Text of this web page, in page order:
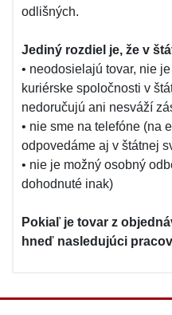
odlišných.
Jediný rozdiel je, že v
• neodosielajú tovar, nie
kuriérske spoločnosti v
nedoručujú ani nesváží
• nie sme na telefóne (na
odpovedáme aj v štátnej
• nie je možný osobný
dohodnuté inak)
Pokiaľ je tovar z
hneď nasledujúci